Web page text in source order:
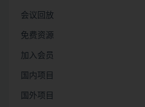
会议回放
免费资源
加入会员
国内项目
国外项目